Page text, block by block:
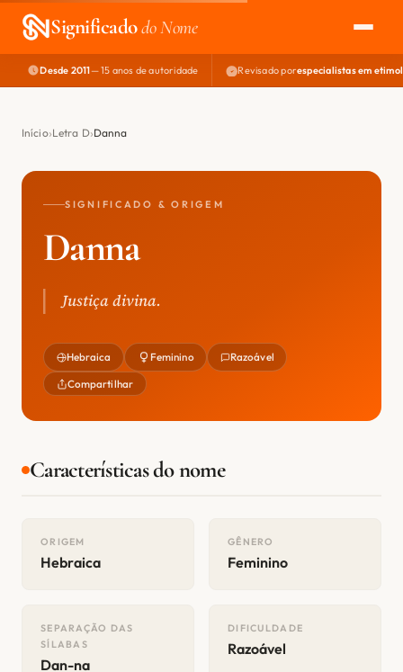
Significadodo Nome
EXPLORAR
NOME PERFEITO
Desde 2011— 15 anos de autoridade Revisado porespecialistas em
Início Letra D Danna
SIGNIFICADO & ORIGEM
Danna
Justiça divina.
Hebraica Feminino Razoável
Compartilhar
Características do nome
ORIGEM
Hebraica
GÊNERO
Feminino
SEPARAÇÃO DAS
SÍLABAS
Dan-na
DIFICULDADE
Razoável